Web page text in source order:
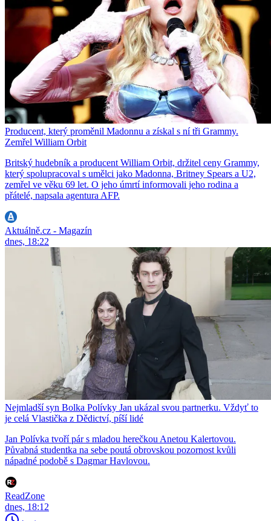
Producent, který proměnil Madonnu a získal s ní tři Grammy.
Zemřel William Orbit
Britský hudebník a producent William Orbit, držitel ceny Grammy,
který spolupracoval s umělci jako Madonna, Britney Spears a U2,
zemřel ve věku 69 let. O jeho úmrtí informovali jeho rodina a
přátelé, napsala agentura AFP.
Aktuálně.cz - Magazín
dnes, 18:22
Nejmladší syn Bolka Polívky Jan ukázal svou partnerku. Vždyť to
je celá Vlastička z Dědictví, píší lidé
Jan Polívka tvoří pár s mladou herečkou Anetou Kalertovou.
Půvabná studentka na sebe poutá obrovskou pozornost kvůli
nápadné podobě s Dagmar Havlovou.
ReadZone
dnes, 18:12